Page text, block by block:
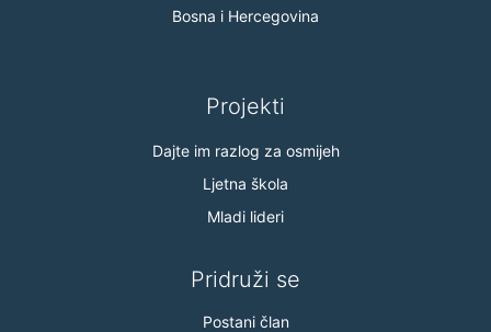
Bosna i Hercegovina
Projekti
Dajte im razlog za osmijeh
Ljetna škola
Mladi lideri
Pridruži se
Postani član